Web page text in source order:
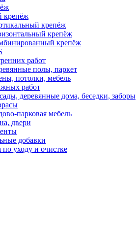
крепёж
крепёж
крепёж
крепёж
работ
полы, паркет
потолки, мебель
работ
деревянные дома, беседки, заборы
парковая мебель
двери
добавки
по уходу и очистке